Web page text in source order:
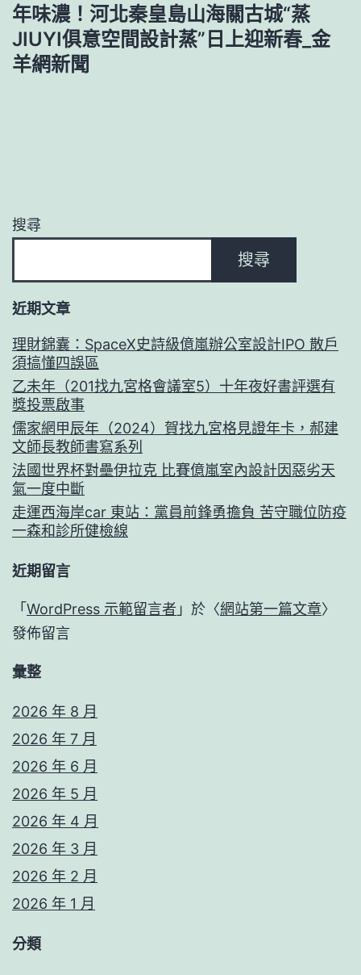
年味濃！河北秦皇島山海關古城“蒸
JIUYI俱意空間設計蒸”日上迎新春_金
羊網新聞
搜尋
搜尋
近期文章
理財錦囊：SpaceX史詩級億嵐辦公室設計IPO 散戶
須搞懂四誤區
乙未年（201找九宮格會議室5）十年夜好書評選有
獎投票啟事
儒家網甲辰年（2024）賀找九宮格見證年卡，郝建
文師長教師書寫系列
法國世界杯對壘伊拉克 比賽億嵐室內設計因惡劣天
氣一度中斷
走運西海岸car 東站：黨員前鋒勇擔負 苦守職位防疫
一森和診所健檢線
近期留言
「 WordPress 示範留言者 」於〈網站第一篇文章〉
發佈留言
彙整
2026 年 8 月
2026 年 7 月
2026 年 6 月
2026 年 5 月
2026 年 4 月
2026 年 3 月
2026 年 2 月
2026 年 1 月
分類